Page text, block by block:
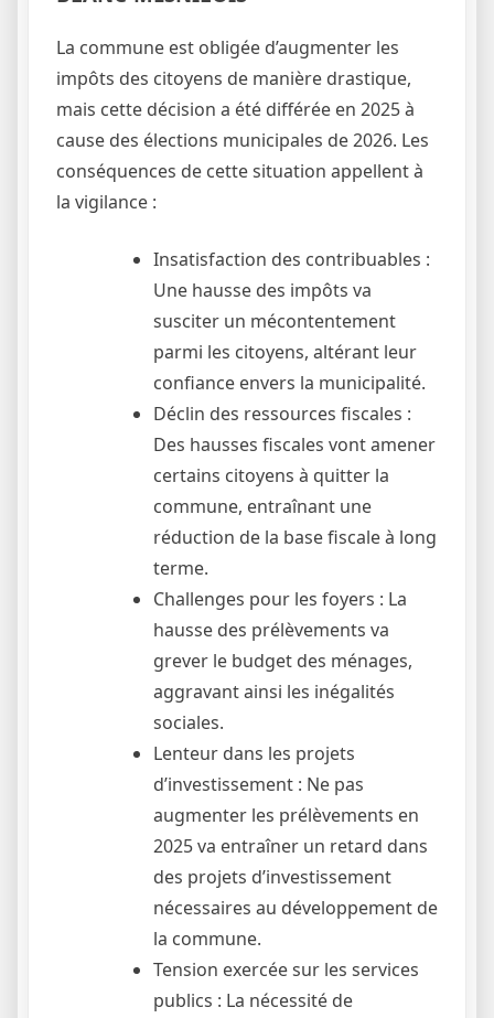
La commune est obligée d’augmenter les
impôts des citoyens de manière drastique,
mais cette décision a été différée en 2025 à
cause des élections municipales de 2026. Les
conséquences de cette situation appellent à
la vigilance :
Insatisfaction des contribuables :
Une hausse des impôts va
susciter un mécontentement
parmi les citoyens, altérant leur
confiance envers la municipalité.
Déclin des ressources fiscales :
Des hausses fiscales vont amener
certains citoyens à quitter la
commune, entraînant une
réduction de la base fiscale à long
terme.
Challenges pour les foyers : La
hausse des prélèvements va
grever le budget des ménages,
aggravant ainsi les inégalités
sociales.
Lenteur dans les projets
d’investissement : Ne pas
augmenter les prélèvements en
2025 va entraîner un retard dans
des projets d’investissement
nécessaires au développement de
la commune.
Tension exercée sur les services
publics : La nécessité de